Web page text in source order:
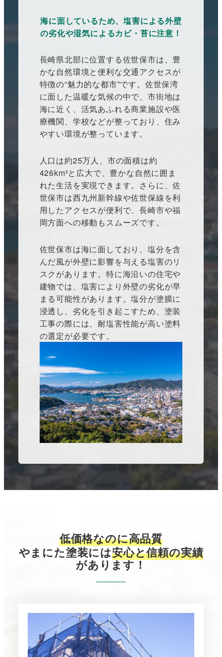
海に面しているため、塩害による外壁
の劣化や湿気によるカビ・苔に注意！
長崎県北部に位置する佐世保市は、豊
かな自然環境と便利な交通アクセスが
特徴の“魅力的な都市”です。佐世保湾
に面した温暖な気候の中で、市街地は
海に近く、活気あふれる商業施設や医
療機関、学校などが整っており、住み
やすい環境が整っています。
人口は約25万人、市の面積は約
426km²と広大で、豊かな自然に囲ま
れた生活を実現できます。さらに、佐
世保市は西九州新幹線や佐世保線を利
用したアクセスが便利で、長崎市や福
岡方面への移動もスムーズです。
佐世保市は海に面しており、塩分を含
んだ風が外壁に影響を与える塩害のリ
スクがあります。特に海沿いの住宅や
建物では、塩害により外壁の劣化が早
まる可能性があります。塩分が塗膜に
浸透し、劣化を引き起こすため、塗装
工事の際には、耐塩害性能が高い塗料
の選定が必要です。
低価格なのに高品質
やまにた塗装には安心と信頼の実績
があります！